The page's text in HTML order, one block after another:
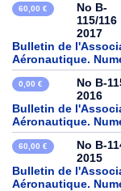
60,00 €
No B-
115/116
2017
Bulletin de
Aéronautique.
0,00 €
No B-
2016
Bulletin de
Aéronautique.
60,00 €
No B-
2015
Bulletin de
Aéronautique.